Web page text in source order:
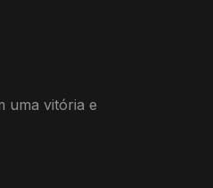
uma vitória e